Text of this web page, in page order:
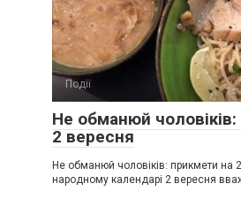
Події
Не обманюй
2 вересня
Не обманюй чоловіків: прикмети на
народному календарі 2 вересня